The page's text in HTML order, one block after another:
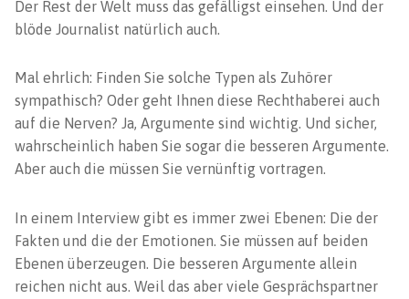
Der Rest der Welt muss das gefälligst einsehen. Und der
blöde Journalist natürlich auch.
Mal ehrlich: Finden Sie solche Typen als Zuhörer
sympathisch? Oder geht Ihnen diese Rechthaberei auch
auf die Nerven? Ja, Argumente sind wichtig. Und sicher,
wahrscheinlich haben Sie sogar die besseren Argumente.
Aber auch die müssen Sie vernünftig vortragen.
In einem Interview gibt es immer zwei Ebenen: Die der
Fakten und die der Emotionen. Sie müssen auf beiden
Ebenen überzeugen. Die besseren Argumente allein
reichen nicht aus. Weil das aber viele Gesprächspartner